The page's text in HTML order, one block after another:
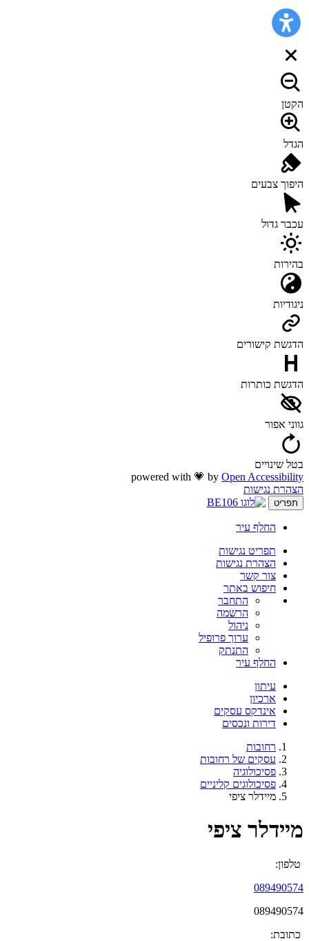
הקטן
הגדל
היפוך צבעים
עכבר גדול
בהירות
ניגודיות
הדגשת קישורים
הדגשת כותרות
גווני אפור
בטל שינויים
powered with 💗 by Open Accessibility
הצהרת נגישות
תפריט
החלף עיר
תפריט נגישות
הצהרת נגישות
צור קשר
חיפוש באתר
התחבר
הרשמה
ניהול
ערוך פרופיל
התנתק
החלף עיר
עיתון
ארכיון
אינדקס עסקים
דירות ונכסים
רחובות
עסקים של רחובות
פסיכולוגיה
פסיכולוגים קליניים
מיידלר ציפי
מיידלר ציפי
טלפון:
089490574
089490574
כתובת: